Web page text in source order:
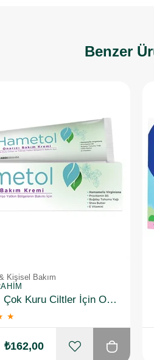
Benzer
Kişisel Bakım
Hametol Çok Kuru Ciltler İçin Onarıcı Bakım Kremi 30 g
★
₺162,00